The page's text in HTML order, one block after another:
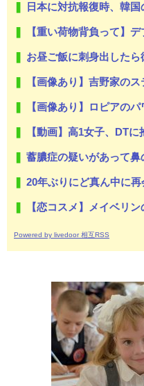
日本に対抗報復時、韓国の
【重い荷物背負って】デブ「ランニングとか情弱だろｗ
お昼ご飯に刺身出したら彼女の機嫌が悪
【画像あり】吉野家の
【画像あり】ロピアのパワー全
【動画】高1女子、DTに抱き
蓄膿症の疑いがあって鼻のレントゲン撮ったら骨折だった。そうい
20年ぶりにど真ん中に再会して一か月ガマンしたがLINEで「た
【恋コスメ】メイベリンのビッグア
Powered by livedoor 相互RSS